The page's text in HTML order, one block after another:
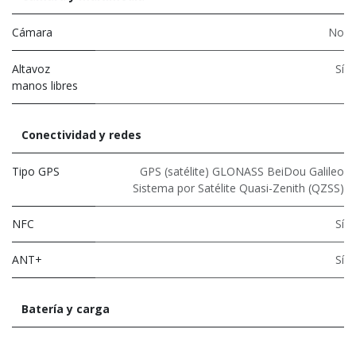
Cámara No
Altavoz
manos libres
Sí
Conectividad y redes
Tipo GPS
GPS (satélite) GLONASS BeiDou Galileo
Sistema por Satélite Quasi-Zenith (QZSS)
NFC Sí
ANT+ Sí
Batería y carga